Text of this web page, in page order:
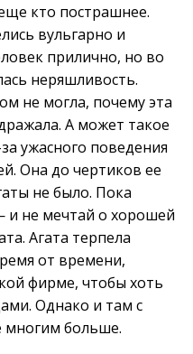
кто пострашнее.
вульгарно и
прилично, но во
неряшливость.
не могла, почему эта
А может такое
ужасного поведения
Она до чертиков ее
не было. Пока
не мечтай о хорошей
Агата терпела
от времени,
фирме, чтобы хоть
Однако и там с
многим больше.